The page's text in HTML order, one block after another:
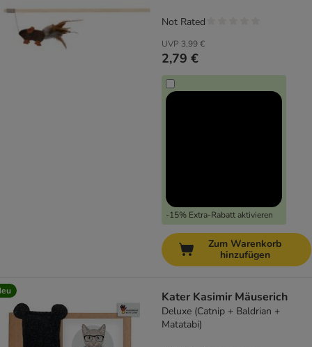
UVP 3,99 €
2,79 €
-15% Extra-Rabatt aktivieren
Not Rated
Zum Warenkorb
hinzufügen
Kater Kasimir Mäuserich
Deluxe (Catnip + Baldrian +
Matatabi)